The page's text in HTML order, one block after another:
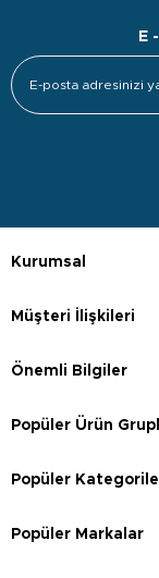
E
Kurumsal
Müşteri İlişkileri
Önemli Bilgiler
Popüler Ürün
Popüler
Popüler Markalar